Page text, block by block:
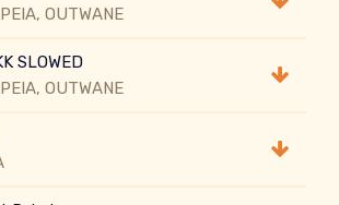
OUTWANE
SLOWED
OUTWANE